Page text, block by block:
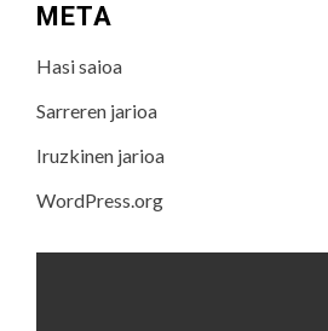
META
Hasi saioa
Sarreren jarioa
Iruzkinen jarioa
WordPress.org